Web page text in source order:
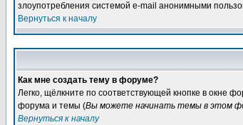
злоупотребления системой e-mail анонимными
Вернуться к началу
Как мне создать тему в форуме?
Легко, щёлкните по соответствующей кнопке в окне
форума и темы (Вы можете начинать темы в этом
Вернуться к началу